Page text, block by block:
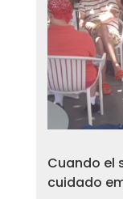
Cuando el
cuidado